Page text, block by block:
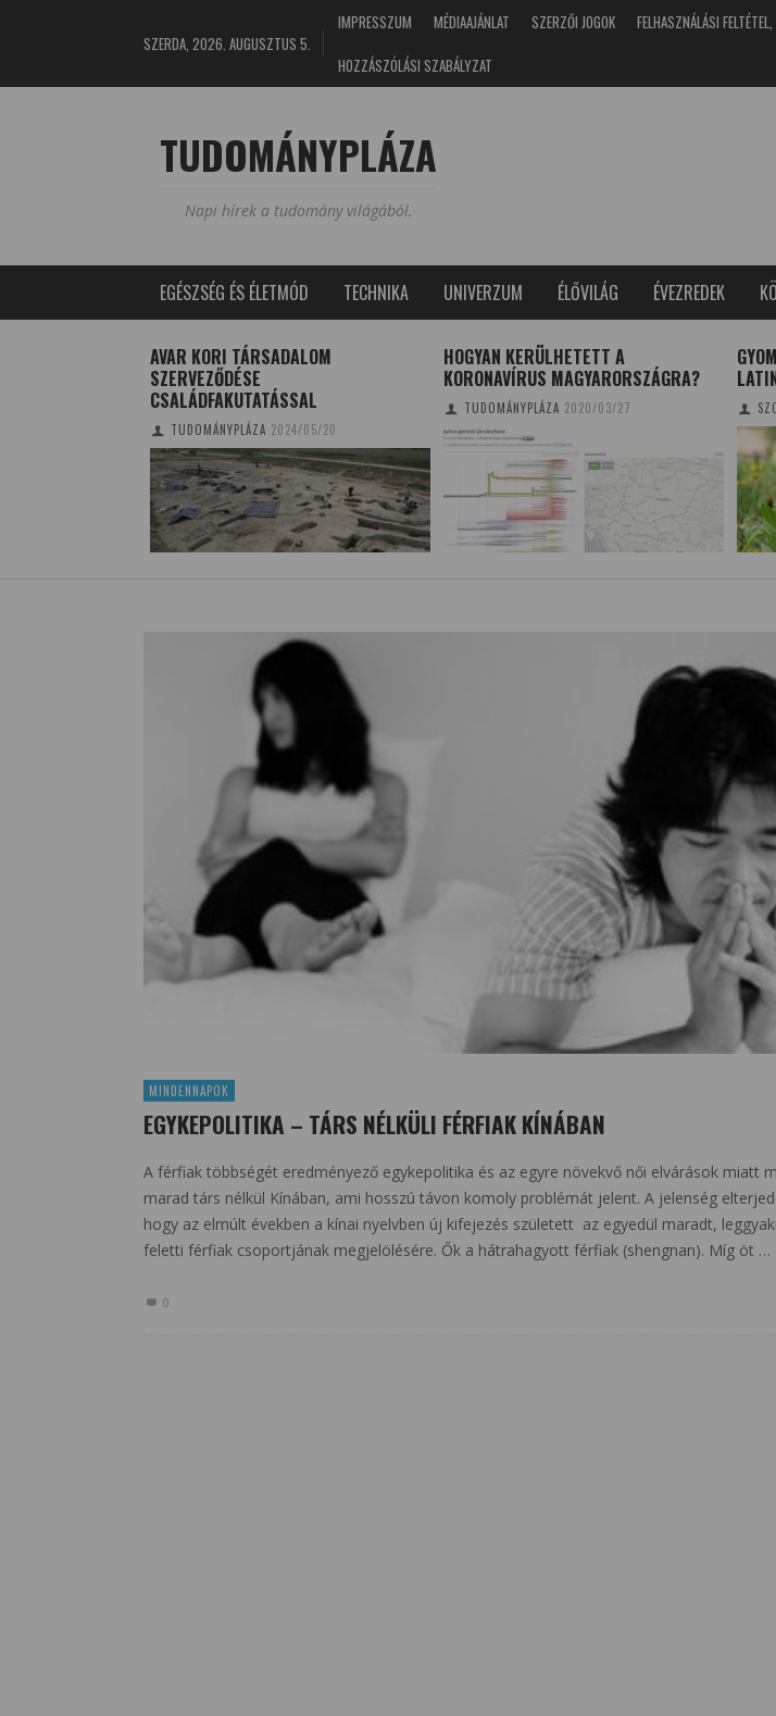
SZERDA, 2026. AUGUSZTUS 5.
IMPRESSZUM MÉDIAAJÁNLAT SZERZŐI JOGOK
FELHASZNÁLÁSI
HOZZÁSZÓLÁSI SZABÁLYZAT
TUDOMÁNYPLÁZA
Napi hírek a tudomány világából.
EGÉSZSÉG ÉS ÉLETMÓD TECHNIKA UNIVERZUM ÉLŐVILÁG ÉVEZREDEK
AVAR KORI TÁRSADALOM
SZERVEZŐDÉSE
CSALÁDFAKUTATÁSSAL
TUDOMÁNYPLÁZA 2024/05/20
HOGYAN KERÜLHETETT A
KORONAVÍRUS MAGYARORSZÁGRA?
TUDOMÁNYPLÁZA 2020/03/27
MINDENNAPOK
EGYKEPOLITIKA – TÁRS NÉLKÜLI FÉRFIAK KÍNÁBAN
A férfiak többségét eredményező egykepolitika és az egyre növekvő női elvárások miatt
marad társ nélkül Kínában, ami hosszú távon komoly problémát jelent. A jelenség
hogy az elmúlt években a kínai nyelvben új kifejezés született az egyedül maradt,
feletti férfiak csoportjának megjelölésére. Ők a hátrahagyott férfiak (shengnan). Míg öt …
0